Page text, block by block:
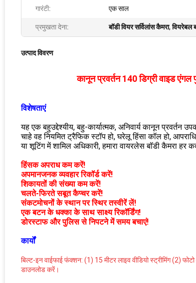
गारंटी: एक साल
प्रमुखता देना: बॉडी वियर सर्विलांस कैमरा,वियरेबल
उत्पाद विवरण
कानून प्रवर्तन 140 डिग्री वाइड
विशेषताएं
यह एक बहुउद्देश्यीय, बहु-कार्यात्मक, अनिवार्य कानून प्रवर्तन
चाहे वह नियमित ट्रैफिक स्टॉप हो, घरेलू हिंसा कॉल हो,
या शूटिंग में शामिल अधिकारी, हमारा वायरलेस बॉडी कैमरा
हिंसक अपराध कम करें!
अपमानजनक व्यवहार रिकॉर्ड करें!
शिकायतों की संख्या कम करें!
चलते-फिरते सबूत कैप्चर करें!
संकटमोचनों के स्थान पर स्थिर तस्वीरें लें!
एक बटन के धक्का के साथ साक्ष्य रिकॉर्डिंग!
डोरस्टाफ और पुलिस से निपटने में समय बचाएं!
कार्यों
बिल्ट-इन वाईफाई फंक्शन: (1) 15 मीटर लाइव वीडियो स्ट्रीमिंग (2)
डाउनलोड करें।